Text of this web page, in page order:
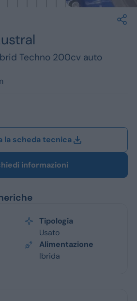
Ford
Opel
Techno 200cv auto
la scheda tecnica
informazioni
Tipologia
Usato
Alimentazione
Ibrida